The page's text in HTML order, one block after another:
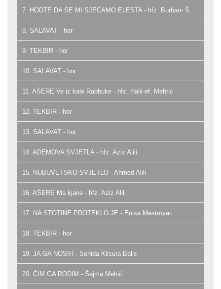
8. SALAVAT - hor
9. TEKBIR - hor
10. SALAVAT - hor
11. AŠERE Ve iz kale Rabbuke - hfz. Halil-ef. Mehtic
12. TEKBIR - hor
13. SALAVAT - hor
14. ADEMOVA SVJETLA - hfz. Aziz Alili
15. NUBUVETSKO-SVJETLO - Ahmed Alili
16. AŠERE Ma kjane - hfz. Aziz Alili
17. NA STOTINE PROTEKLO JE - Enisa Mestrovac
18. TEKBIR - hor
19. JA GA NOSIH - Senida Klisura Balic
20. ČIM GA RODIM - Šejma Mehić